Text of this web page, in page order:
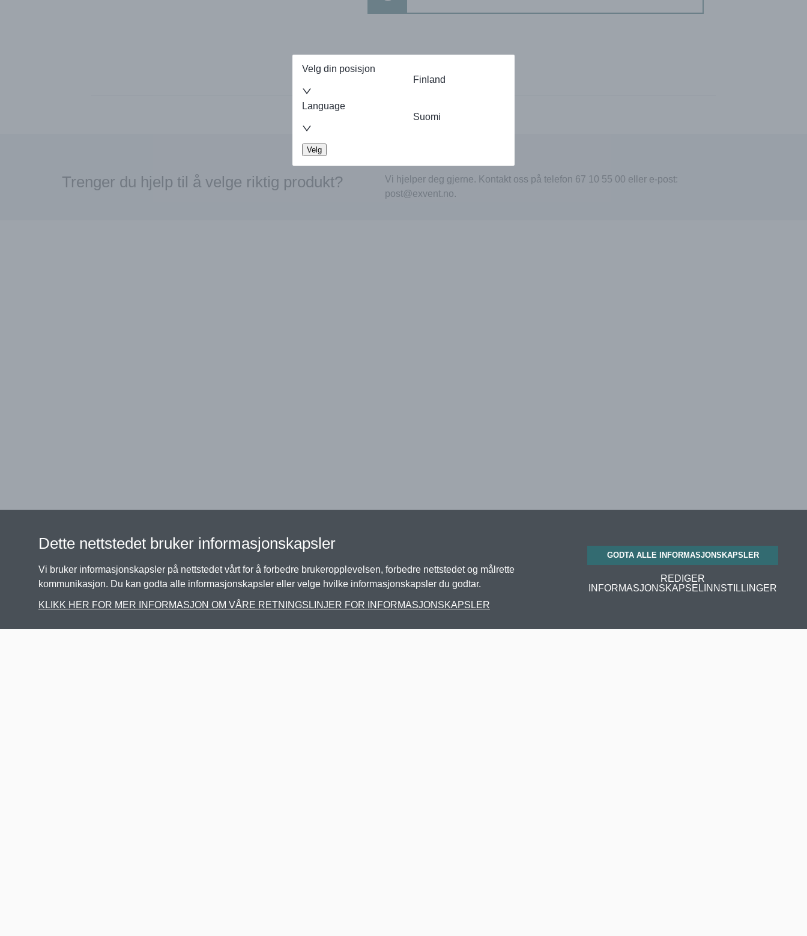
Velg din posisjon
Finland
Language
Suomi
Velg
Trenger du hjelp til å velge riktig produkt?
Vi hjelper deg gjerne. Kontakt oss på telefon 67 10 55 00 eller e-post:
post@exvent.no.
Dette nettstedet bruker informasjonskapsler
Vi bruker informasjonskapsler på nettstedet vårt for å forbedre brukeropplevelsen, forbedre nettstedet og målrette
kommunikasjon. Du kan godta alle informasjonskapsler eller velge hvilke informasjonskapsler du godtar.
KLIKK HER FOR MER INFORMASJON OM VÅRE RETNINGSLINJER FOR INFORMASJONSKAPSLER
GODTA ALLE INFORMASJONSKAPSLER
REDIGER
INFORMASJONSKAPSELINNSTILLINGER